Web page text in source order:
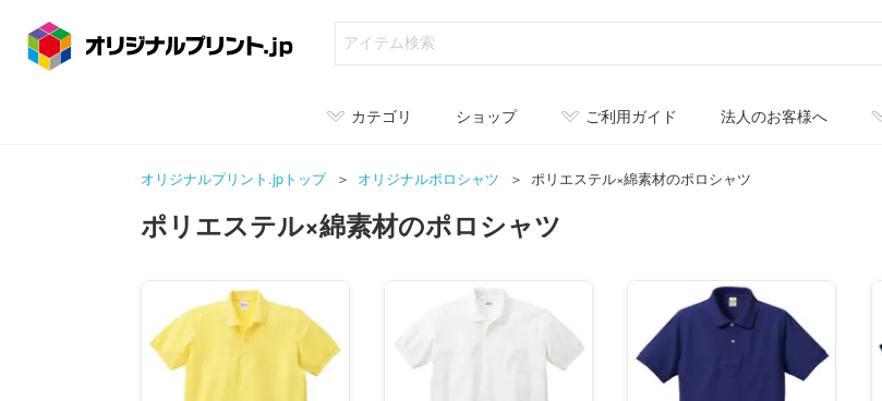
カテゴリ ショップ ご利用ガイド 法人のお客様へ
オリジナルプリント.jpトップ オリジナルポロシャツ ポリエステル×綿素材のポロシャツ
ポリエステル×綿素材のポロシャツ